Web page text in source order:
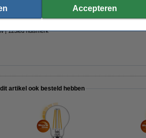
| 123led huismerk
artikel ook besteld hebben
Accepteren